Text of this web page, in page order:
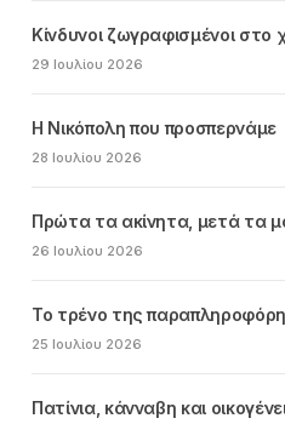
Κίνδυνοι ζωγραφισμένοι στο
29 Ιουλίου 2026
Η Νικόπολη που προσπερνάμε
28 Ιουλίου 2026
Πρώτα τα ακίνητα, μετά τα
26 Ιουλίου 2026
Το τρένο της
25 Ιουλίου 2026
Πατίνια, κάνναβη και